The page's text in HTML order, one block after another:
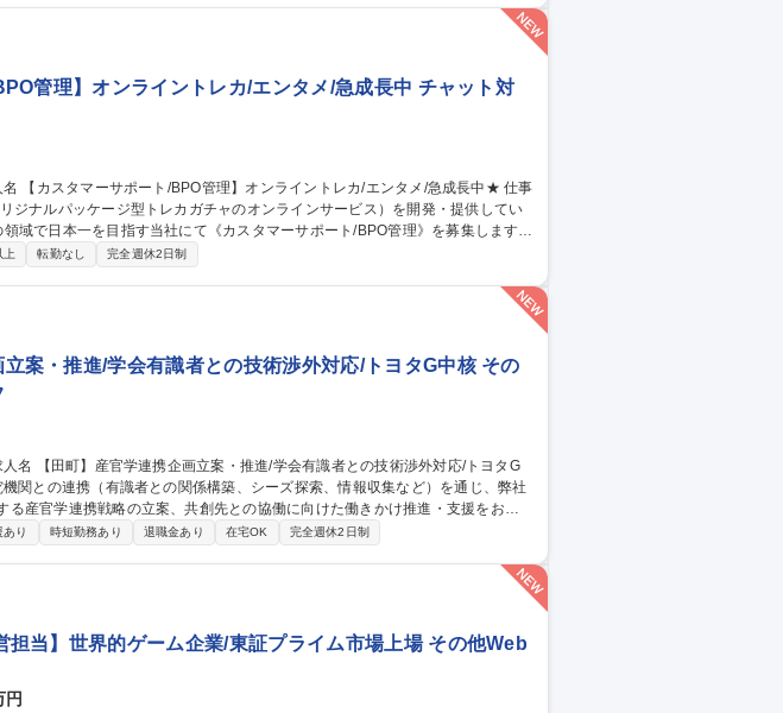
】Microsoft365サービスエンジニア/上流工
管理】オンライントレカ/エンタメ/急成長中 チャット対
ジナルパッケージ型トレカガチャのオンラインサービス）を開発・提供してい
域で日本一を目指す当社にて《カスタマーサポート/BPO管理》を募集します！
外部委託先）の管理・育成をご担当。品質管理や教育、社内連携を通じサービ
KPI管理 ■トレーニング実施・フィードバック 【仕事の魅力】急成長組織でCS
直に感じながら体験価値向上に貢献できます。 募集職種 【カスタマー
レカ/エンタメ/急成長中★
上 転勤なし 完全週休2日制
立案・推進/学会有識者との技術渉外対応/トヨタG中核 その
る産官学連携戦略の立案、共創先との協働に向けた働きかけ推進・支援をお任
タG中核
り 時短勤務あり 退職金あり 在宅OK 完全週休2日制
担当】世界的ゲーム企業/東証プライム市場上場 その他Web
円